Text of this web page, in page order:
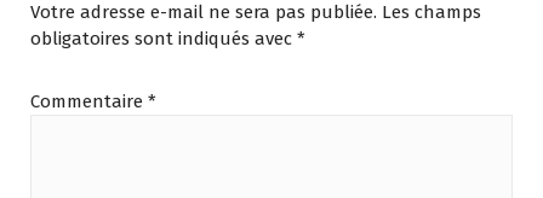
Votre adresse e-mail ne sera pas publiée. Les champs
obligatoires sont indiqués avec *
Commentaire *